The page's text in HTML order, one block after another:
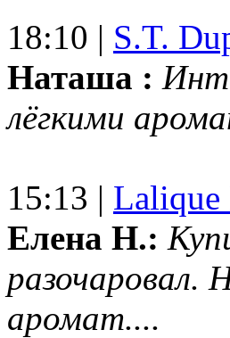
18:10 | S.T.
Наташа :
лёгкими
15:13 | Lalique
Елена Н.:
аромат....